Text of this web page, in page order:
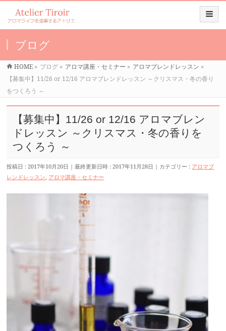
ブログ
HOME » ブログ » アロマ講座・セミナー » アロマブレンドレッスン »
【募集中】11/26 or 12/16 アロマブレンドレッスン ～クリスマス・冬の香り
をつくろう ～
【募集中】11/26 or 12/16 アロマブレン
ドレッスン ～クリスマス・冬の香りを
つくろう ～
投稿日 : 2017年10月20日 最終更新日時 : 2017年11月28日 カテゴリー : アロマブ
レンドレッスン, アロマ講座・セミナー